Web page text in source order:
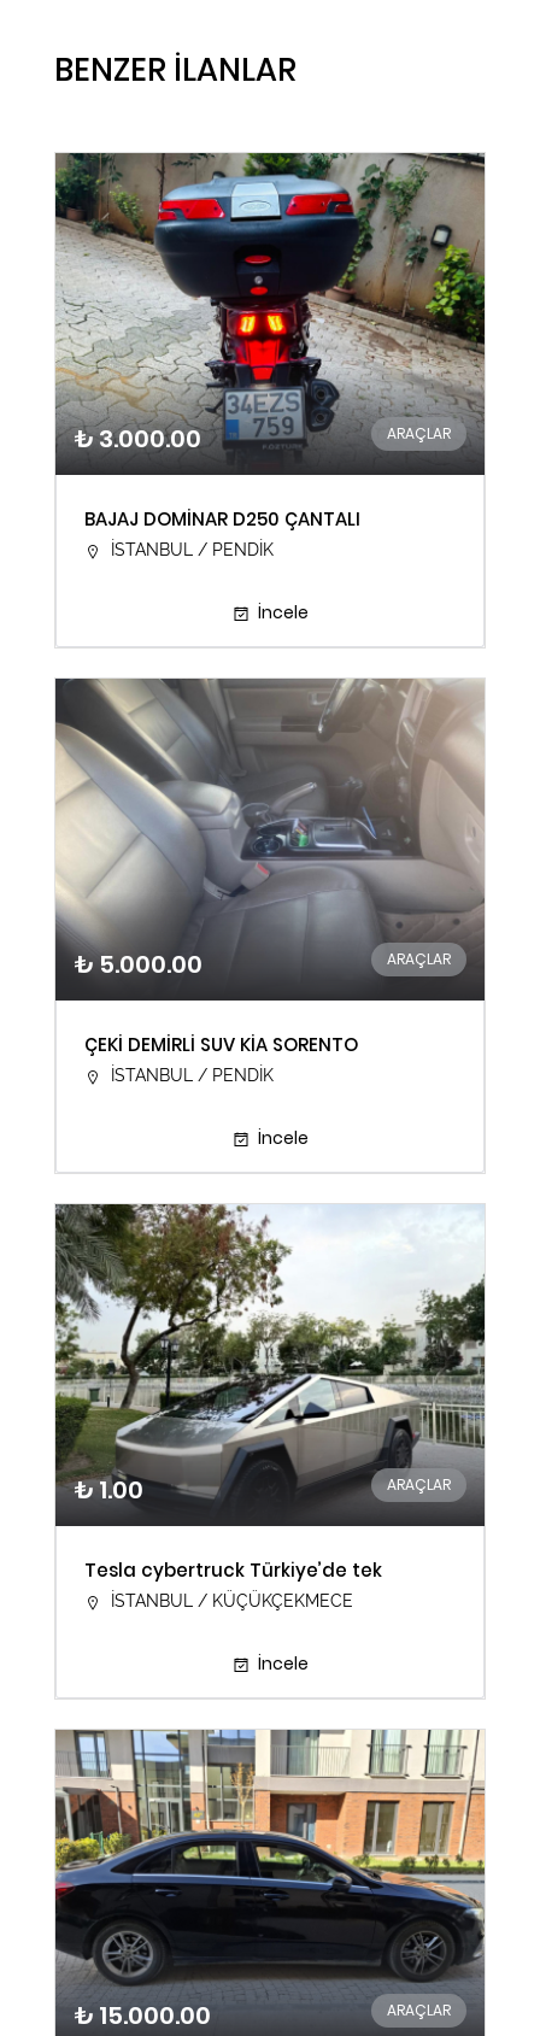
BENZER İLANLAR
₺ 3.000.00 ARAÇLAR
BAJAJ DOMİNAR D250 ÇANTALI
İSTANBUL / PENDİK
İncele
₺ 5.000.00 ARAÇLAR
ÇEKİ DEMİRLİ SUV KİA SORENTO
İSTANBUL / PENDİK
İncele
₺ 1.00 ARAÇLAR
Tesla cybertruck Türkiye’de tek
İSTANBUL / KÜÇÜKÇEKMECE
İncele
₺ 15.000.00 ARAÇLAR